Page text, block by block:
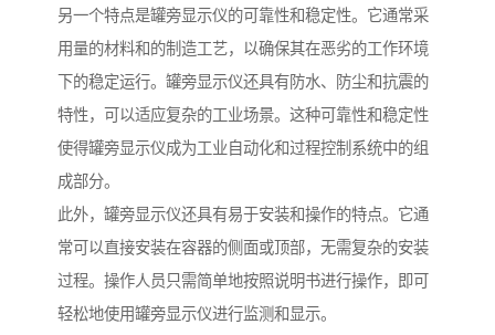
另一个特点是罐旁显示仪的可靠性和稳定性。它通常采
用量的材料和的制造工艺，以确保其在恶劣的工作环境
下的稳定运行。罐旁显示仪还具有防水、防尘和抗震的
特性，可以适应复杂的工业场景。这种可靠性和稳定性
使得罐旁显示仪成为工业自动化和过程控制系统中的组
成部分。
此外，罐旁显示仪还具有易于安装和操作的特点。它通
常可以直接安装在容器的侧面或顶部，无需复杂的安装
过程。操作人员只需简单地按照说明书进行操作，即可
轻松地使用罐旁显示仪进行监测和显示。